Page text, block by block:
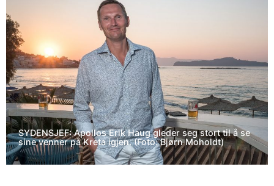
SYDENSJEF: Apollos Erik Haug gleder seg stort til å se
sine venner på Kreta igjen. (Foto: Bjørn Moholdt)